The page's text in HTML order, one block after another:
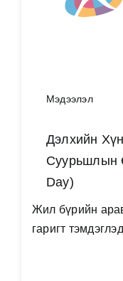
Мэдээлэл
Дэлхийн
Суурьшлын
Day)
Жил бүрийн
гаригт